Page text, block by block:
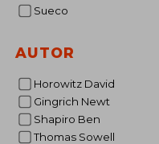
Sueco
AUTOR
Horowitz David
Gingrich Newt
Shapiro Ben
Thomas Sowell